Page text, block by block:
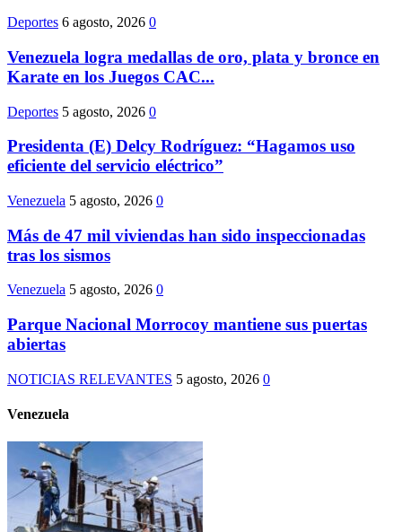
Deportes 6 agosto, 2026 0
Venezuela logra medallas de oro, plata y bronce en
Karate en los Juegos CAC...
Deportes 5 agosto, 2026 0
Presidenta (E) Delcy Rodríguez: “Hagamos uso
eficiente del servicio eléctrico”
Venezuela 5 agosto, 2026 0
Más de 47 mil viviendas han sido inspeccionadas
tras los sismos
Venezuela 5 agosto, 2026 0
Parque Nacional Morrocoy mantiene sus puertas
abiertas
NOTICIAS RELEVANTES 5 agosto, 2026 0
Venezuela